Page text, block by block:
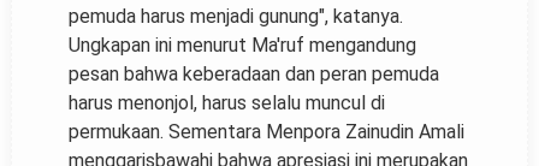
pemuda harus menjadi gunung", katanya.
Ungkapan ini menurut Ma'ruf mengandung
pesan bahwa keberadaan dan peran pemuda
harus menonjol, harus selalu muncul di
permukaan. Sementara Menpora Zainudin Amali
menggarisbawahi bahwa apresiasi ini merupakan